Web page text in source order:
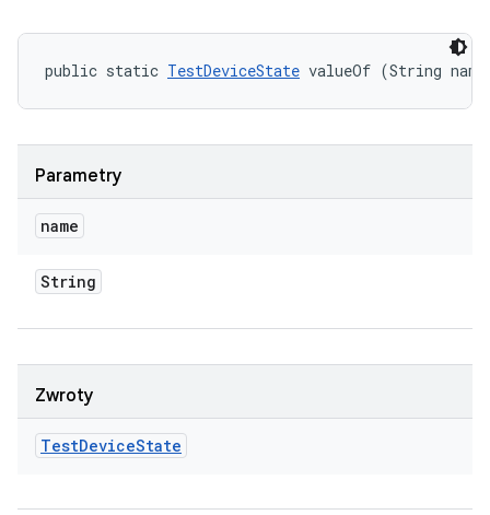
public static TestDeviceState valueOf (String
Parametry
name
String
Zwroty
TestDeviceState